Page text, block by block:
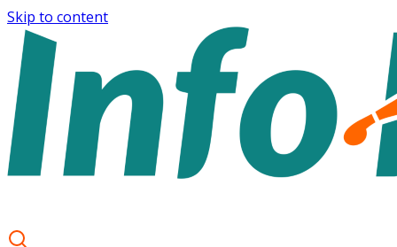
Skip to content